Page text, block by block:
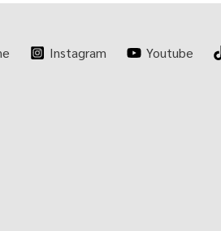
Instagram Youtube